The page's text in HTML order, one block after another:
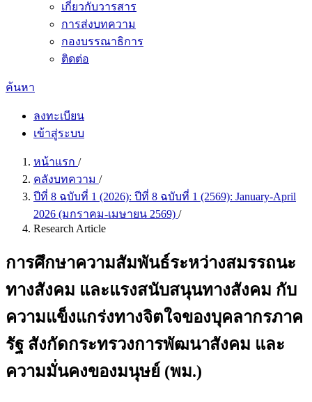
เกี่ยวกับวารสาร
การส่งบทความ
กองบรรณาธิการ
ติดต่อ
ค้นหา
ลงทะเบียน
เข้าสู่ระบบ
หน้าแรก /
คลังบทความ /
ปีที่ 8 ฉบับที่ 1 (2026): ปีที่ 8 ฉบับที่ 1 (2569): January-April
2026 (มกราคม-เมษายน 2569) /
Research Article
การศึกษาความสัมพันธ์ระหว่างสมรรถนะ
ทางสังคม และแรงสนับสนุนทางสังคม กับ
ความแข็งแกร่งทางจิตใจของบุคลากรภาค
รัฐ สังกัดกระทรวงการพัฒนาสังคม และ
ความมั่นคงของมนุษย์ (พม.)